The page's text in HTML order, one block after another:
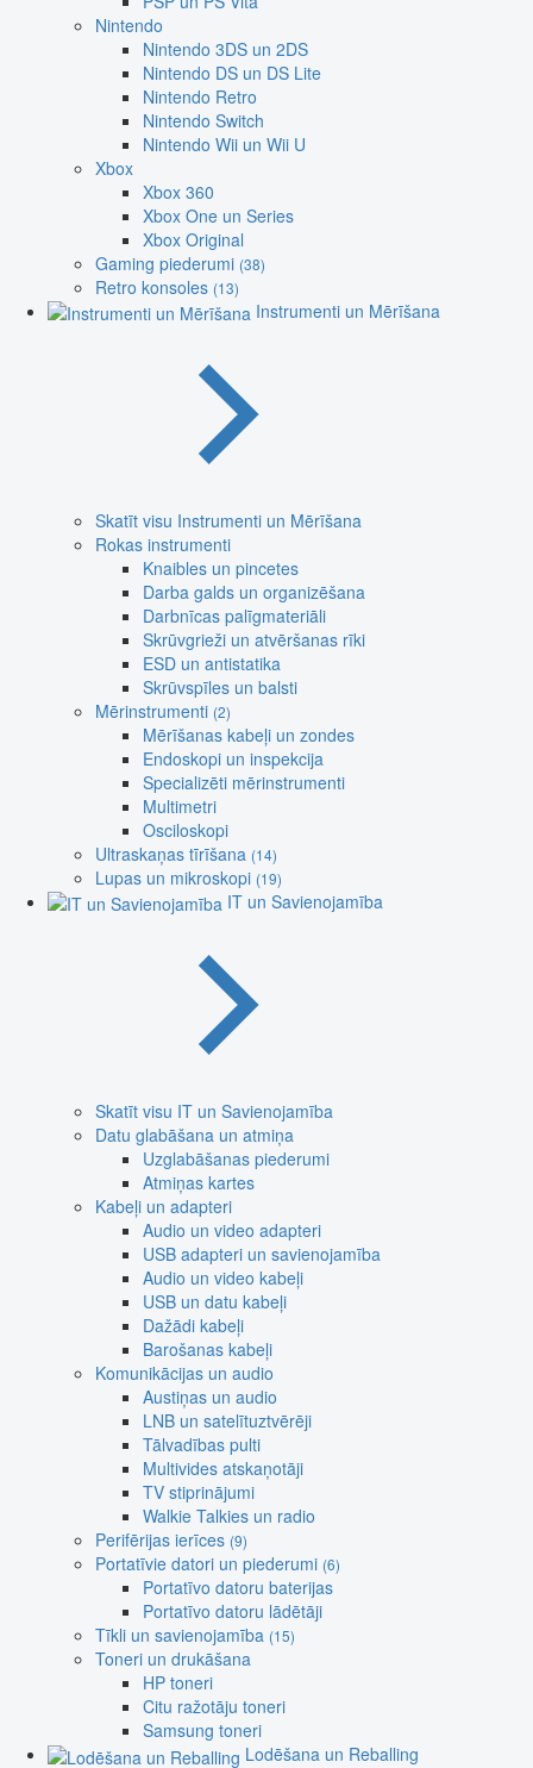
Nintendo
Nintendo 3DS un 2DS
Nintendo DS un DS Lite
Nintendo Retro
Nintendo Switch
Nintendo Wii un Wii U
Xbox
Xbox 360
Xbox One un Series
Xbox Original
Gaming piederumi (38)
Retro konsoles (13)
Instrumenti un Mērīšana
Skatīt visu Instrumenti un Mērīšana
Rokas instrumenti
Knaibles un pincetes
Darba galds un organizēšana
Darbnīcas palīgmateriāli
Skrūvgrieži un atvēršanas rīki
ESD un antistatika
Skrūvspīles un balsti
Mērinstrumenti (2)
Mērīšanas kabeļi un zondes
Endoskopi un inspekcija
Specializēti mērinstrumenti
Multimetri
Osciloskopi
Ultraskaņas tīrīšana (14)
Lupas un mikroskopi (19)
IT un Savienojamība
Skatīt visu IT un Savienojamība
Datu glabāšana un atmiņa
Uzglabāšanas piederumi
Atmiņas kartes
Kabeļi un adapteri
Audio un video adapteri
USB adapteri un savienojamība
Audio un video kabeļi
USB un datu kabeļi
Dažādi kabeļi
Barošanas kabeļi
Komunikācijas un audio
Austiņas un audio
LNB un satelītuztvērēji
Tālvadības pulti
Multivides atskaņotāji
TV stiprinājumi
Walkie Talkies un radio
Perifērijas ierīces (9)
Portatīvie datori un piederumi (6)
Portatīvo datoru baterijas
Portatīvo datoru lādētāji
Tīkli un savienojamība (15)
Toneri un drukāšana
HP toneri
Citu ražotāju toneri
Samsung toneri
Lodēšana un Reballing